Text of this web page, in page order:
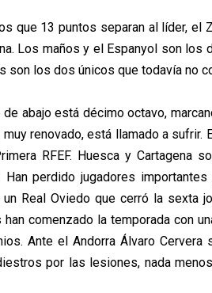
que 13 puntos separan al líder,
Los maños y el Espanyol son
son los dos únicos que todavía no
de abajo está décimo octavo,
muy renovado, está llamado a
RFEF. Huesca y Cartagena
Han perdido jugadores
un Real Oviedo que cerró la sexta
comenzado la temporada con
Ante el Andorra Álvaro
por las lesiones, nada